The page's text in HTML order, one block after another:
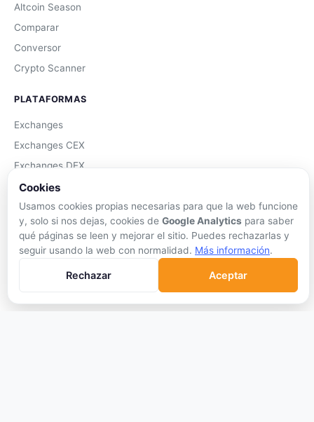
Altcoin Season
Comparar
Conversor
Crypto Scanner
PLATAFORMAS
Exchanges
Exchanges CEX
Exchanges DEX
Comparar Comisiones
Blockchains
Hardware Wallets
Software Wallets
Cookies
Usamos cookies propias necesarias para que la web funcione
y, solo si nos dejas, cookies de Google Analytics para saber
qué páginas se leen y mejorar el sitio. Puedes rechazarlas y
seguir usando la web con normalidad. Más información.
Rechazar Aceptar